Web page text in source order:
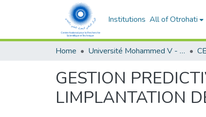
Institutions All of Otrohati
Home Université Mohammed V - Rabat
GESTION
LIMPLANTATION